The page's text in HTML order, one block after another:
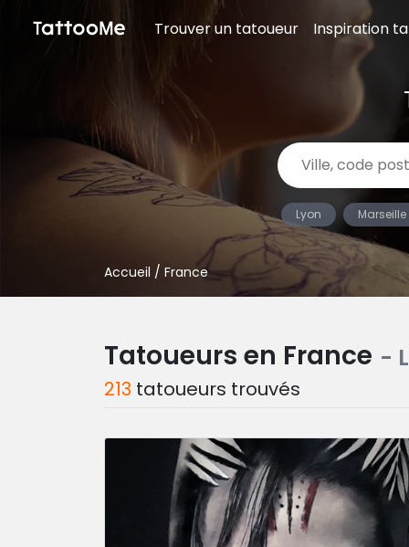
Trouver un tatoueur Inspiration
Lyon Marseille
Accueil / France
Tatoueurs en France -
213 tatoueurs trouvés